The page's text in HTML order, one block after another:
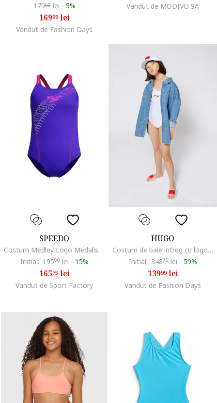
17999lei - 5%
16999lei
Vandut de Fashion Days
Vandut de MODIVO SA
SPEEDO
Costum Medley Logo Medalist, mov, rezistent la clor, Mov
Initial: 19500 lei - 15%
16575lei
Vandut de Sport Factory
HUGO
Costum de baie intreg cu logo holografic, Verde pal/Lila/Argintiu
Initial: 34875 lei - 59%
13999lei
Vandut de Fashion Days